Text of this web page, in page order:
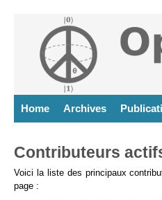
Home Archives
Contributeurs
Voici la liste des principaux
page :